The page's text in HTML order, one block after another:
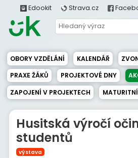
Edookit Strava.cz
OBORY VZDĚLÁNÍ KALENDÁŘ
PRAXE ŽÁKŮ
PROJEKTOVÉ DNY
ZAPOJENÍ V PROJEKTECH
Husitská výročí
studentů
výstava